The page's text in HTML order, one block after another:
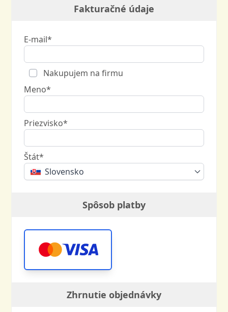
Fakturačné údaje
E-mail*
Nakupujem na firmu
Meno*
Priezvisko*
Štát*
Slovensko
Spôsob platby
Zhrnutie objednávky